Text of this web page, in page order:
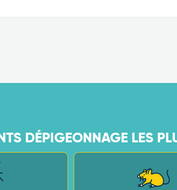
DÉPIGEONNAGE LES